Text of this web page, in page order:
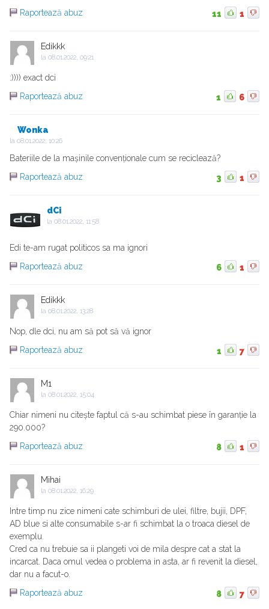
Raportează abuz
11 1
Edikkk
la 08.01.2022, 09:21
:)))) exact dci
Raportează abuz
1 6
Wonka
la 08.01.2022, 10:26
Bateriile de la mașinile convenționale cum se reciclează?
Raportează abuz
3 1
dCi
la 08.01.2022, 11:58
Edi te-am rugat politicos sa ma ignori
Raportează abuz
6 1
Edikkk
la 08.01.2022, 13:28
Nop, dle dci, nu am să pot să vă ignor
Raportează abuz
1 7
M1
la 08.01.2022, 15:04
Chiar nimeni nu citește faptul că s-au schimbat piese în garanție la
290.000?
Raportează abuz
8 1
Mihai
la 08.01.2022, 16:29
Intre timp nu zice nimeni cate schimburi de ulei, filtre, bujii, DPF,
AD blue si alte consumabile s-ar fi schimbat la o troaca diesel de
exemplu.
Cred ca nu trebuie sa ii plangeti voi de mila despre cat a stat la
incarcat. Daca omul vedea o problema in asta, ar fi revenit la diesel,
dar nu a facut-o.
Raportează abuz
8 7